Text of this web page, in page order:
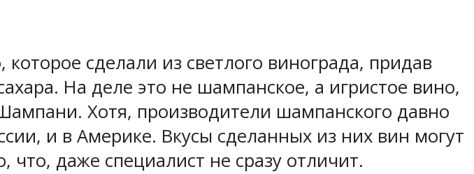
сделали из светлого винограда, придав
На деле это не шампанское, а игристое вино,
Хотя, производители шампанского давно
и в Америке. Вкусы сделанных из них вин могут
даже специалист не сразу отличит.